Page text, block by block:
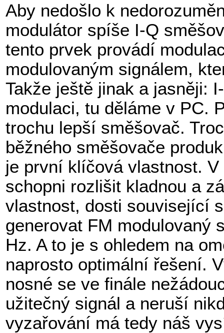
Aby nedošlo k
modulátor spíše I-Q
tento prvek provádí
modulovaným signálem,
Takže ještě jinak a jasněji:
modulaci, tu děláme v PC.
trochu lepší směšovač.
běžného směšovače
je první klíčová vlastnost.
schopni rozlišit kladnou a
vlastnost, dosti související
generovat FM modulovaný
Hz. A to je s ohledem na
naprosto optimální řešení.
nosné se ve finále
užitečný signál a neruší
vyzařování má tedy náš